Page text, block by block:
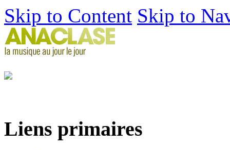
Skip to Content Skip to
Liens primaires